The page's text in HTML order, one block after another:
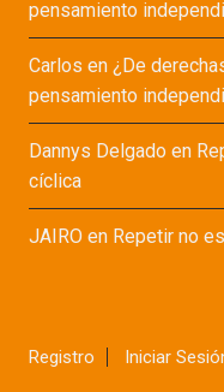
pensamiento
Carlos en ¿De
pensamiento
Dannys Delgadoen
cíclica
JAIROen Repetir no
Registro Iniciar